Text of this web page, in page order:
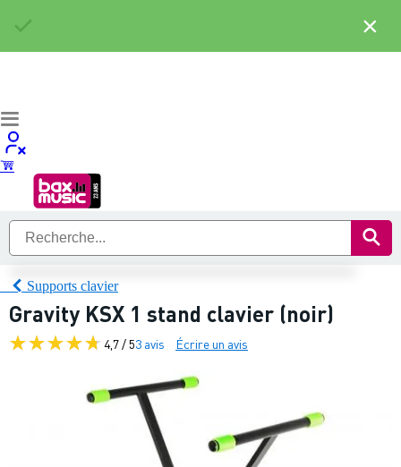
Supports clavier
Gravity KSX 1 stand clavier (noir)
4,7 / 53 avis Écrire un avis
×